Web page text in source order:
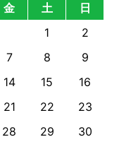
金 土
日
1
2
7 8
9
14 15
16
21 22
23
28 29
30